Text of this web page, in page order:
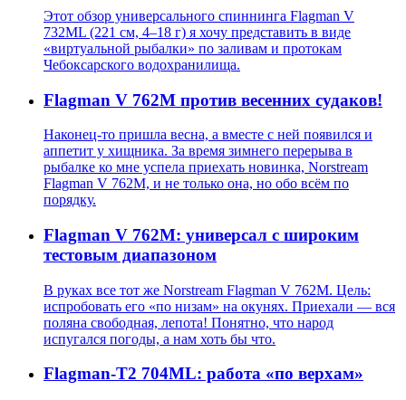
Этот обзор универсального спиннинга Flagman V
732ML (221 см, 4–18 г) я хочу представить в виде
«виртуальной рыбалки» по заливам и протокам
Чебоксарского водохранилища.
Flagman V 762M против весенних судаков!
Наконец-то пришла весна, а вместе с ней появился и
аппетит у хищника. За время зимнего перерыва в
рыбалке ко мне успела приехать новинка, Norstream
Flagman V 762M, и не только она, но обо всём по
порядку.
Flagman V 762M: универсал с широким
тестовым диапазоном
В руках все тот же Norstream Flagman V 762M. Цель:
испробовать его «по низам» на окунях. Приехали — вся
поляна свободная, лепота! Понятно, что народ
испугался погоды, а нам хоть бы что.
Flagman-T2 704ML: работа «по верхам»